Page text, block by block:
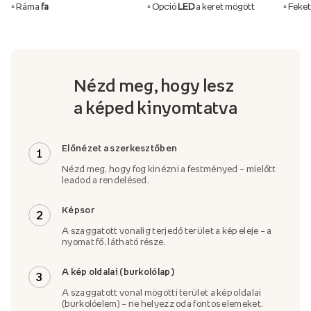
▫️ Ráma fa ▫️ Opció LEDa keret mögött ▫️
Nézd meg, hogy lesz
a képed kinyomtatva
1 Előnézet a szerkesztőben
Nézd meg, hogy fog kinézni a festményed – mielőtt
leadod a rendelésed.
2 Képsor
A szaggatott vonalig terjedő terület a kép eleje – a
nyomat fő, látható része.
3 A kép oldalai (burkolólap)
A szaggatott vonal mögötti terület a kép oldalai
(burkolóelem) – ne helyezz oda fontos elemeket.